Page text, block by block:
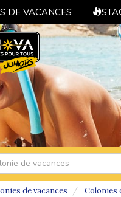
DE VACANCES
de vacances Colonies